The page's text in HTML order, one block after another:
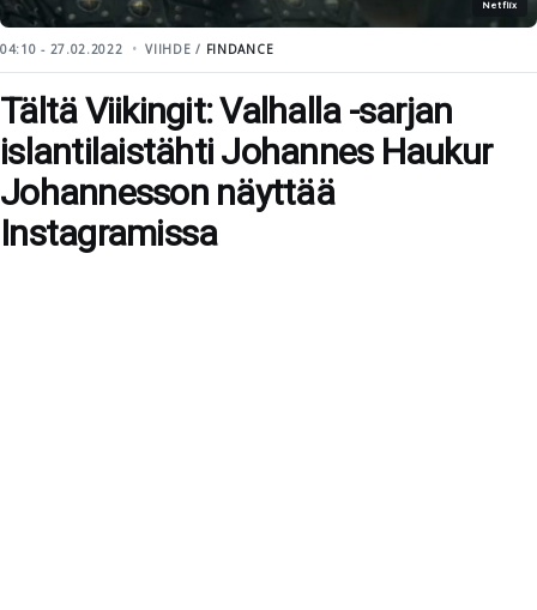
Netflix
04:10 - 27.02.2022 VIIHDE / FINDANCE
Tältä Viikingit: Valhalla -sarjan
islantilaistähti Johannes Haukur
Johannesson näyttää
Instagramissa